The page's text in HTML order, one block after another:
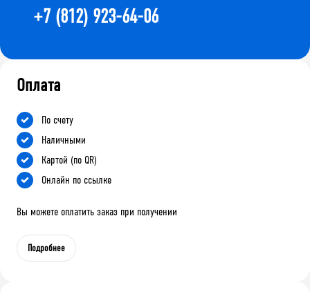
+7 (812) 923-64-06
Оплата
По счету
Наличными
Картой (по QR)
Онлайн по ссылке
Вы можете оплатить заказ при получении
Подробнее